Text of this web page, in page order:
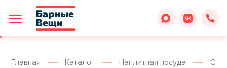
Главная Каталог Наплитная посуда